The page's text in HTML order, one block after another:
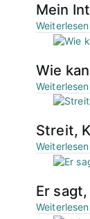
Mein
Weiterlesen
Wie
Weiterlesen
Streit,
Weiterlesen
Er
Weiterlesen